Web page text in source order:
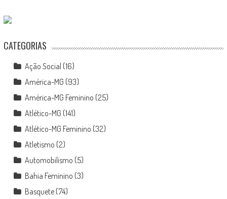
CATEGORIAS
Ação Social (16)
América-MG (93)
América-MG Feminino (25)
Atlético-MG (141)
Atlético-MG Feminino (32)
Atletismo (2)
Automobilismo (5)
Bahia Feminino (3)
Basquete(74)